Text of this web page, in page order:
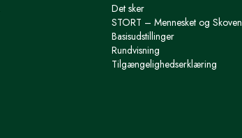
Det sker
STORT – Mennesket og Skoven
Basisudstillinger
Rundvisning
Tilgængelighedserklæring